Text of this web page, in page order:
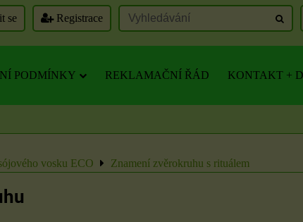
se Registrace
PODMÍNKY REKLAMAČNÍ ŘÁD KONTAKT +
vosku ECO Znamení zvěrokruhu s rituálem